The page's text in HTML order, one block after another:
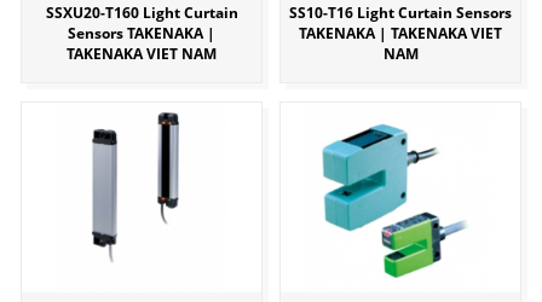
SSXU20-T160 Light Curtain
Sensors TAKENAKA |
TAKENAKA VIET NAM
SS10-T16 Light Curtain Sensors
TAKENAKA | TAKENAKA VIET
NAM